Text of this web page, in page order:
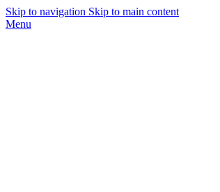
Skip to navigation Skip to main content
Menu